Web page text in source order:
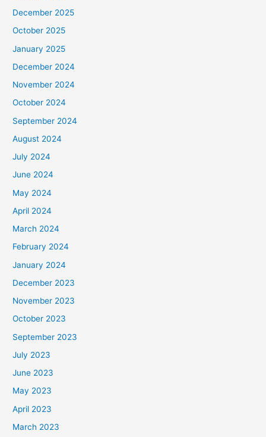
December 2025
October 2025
January 2025
December 2024
November 2024
October 2024
September 2024
August 2024
July 2024
June 2024
May 2024
April 2024
March 2024
February 2024
January 2024
December 2023
November 2023
October 2023
September 2023
July 2023
June 2023
May 2023
April 2023
March 2023